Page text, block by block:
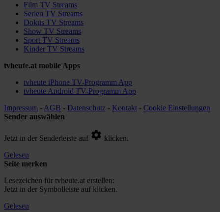
Film TV Streams
Serien TV Streams
Dokus TV Streams
Show TV Streams
Sport TV Streams
Kinder TV Streams
tvheute.at mobile Apps
tvheute iPhone TV-Programm App
tvheute Android TV-Programm App
Impressum - AGB - Datenschutz - Kontakt - Cookie Einstellungen
Sender auswählen
Jetzt in der Senderleiste auf
klicken.
Gelesen
Seite merken
Lesezeichen für tvheute.at erstellen:
Jetzt in der Symbolleiste auf klicken.
Gelesen